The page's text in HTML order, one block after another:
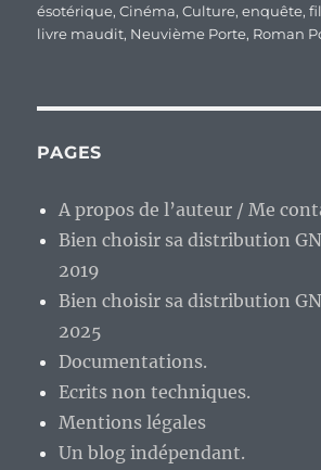
le
ésotérique,Cinéma,Culture,enquête,
livre maudit, Neuvième Porte, Roman
PAGES
A propos de l’auteur / Me
Bien choisir sa distribution
2019
Bien choisir sa distribution
2025
Documentations.
Ecrits non techniques.
Mentions légales
Un blog indépendant.